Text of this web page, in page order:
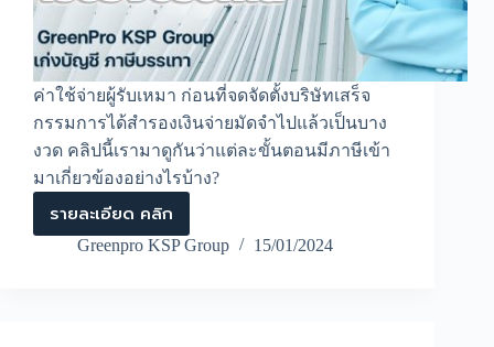
ค่าใช้จ่ายผู้รับเหมา ก่อนที่จดจัดตั้งบริษัทเสร็จ
กรรมการได้สำรองเงินจ่ายมัดจำไปแล้วเป็นบาง
งวด คลิปนี้เรามาดูกันว่าแต่ละขั้นตอนมีภาษีเข้า
มาเกี่ยวข้องอย่างไรบ้าง?
รายละเอียด คลิก
EP.2
ค่า
ใช้
Greenpro KSP Group 15/01/2024